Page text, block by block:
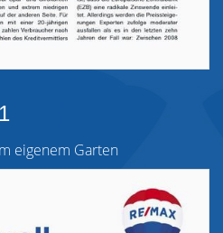
eigenem Garten